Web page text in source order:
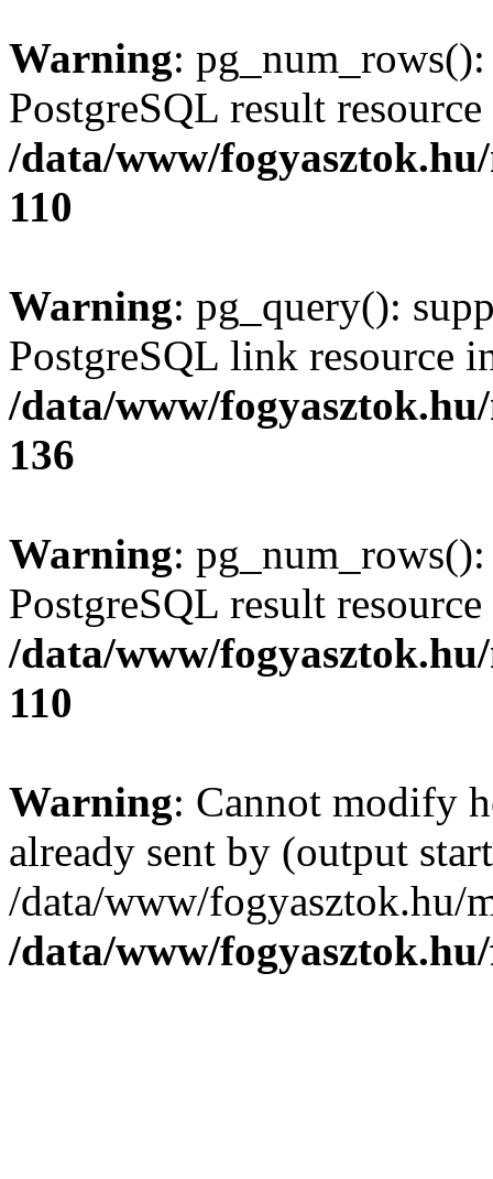
Warning:
PostgreSQL result
/data/www/
110
Warning: pg_query():
PostgreSQL link resource
/data/www/
136
Warning:
PostgreSQL result
/data/www/
110
Warning: Cannot modify
already sent by (output
/data/www/fogyasztok.hu/
/data/www/